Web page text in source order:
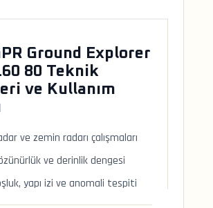
Ground Explorer
80 Teknik
ve Kullanım
ve zemin radarı çalışmaları
ve derinlik dengesi
yapı izi ve anomali tespiti